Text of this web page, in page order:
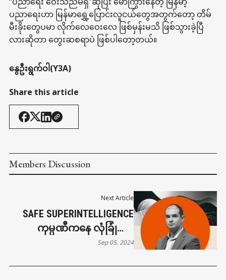
ပညာရေးဟာ မြန်မာရွှေ့ပြောင်းလူငယ်တွေအတွက်တော့ တိမ်
မီးခိုးတွေပမာ လိုက်လေဝေးလေ ဖြစ်မှန်းမသိ ဖြစ်သွားခဲ့ပြီ
လားဆိုတာ တွေးဆစရာပဲ ဖြစ်ပါတော့တယ်။
နွေဦးရွက်ဝါ(Y3A)
Share this article
Members Discussion
Next Article
SAFE SUPERINTELLIGENCE
ကုမ္ပဏီကနေ လုံခြုံရေး
အဆင့်မြင့် ဉာဏ်ရည်တုစနစ်
ဒေါ်လာတစ်ဘီလျံ မ,တည်
Sep 05, 2024